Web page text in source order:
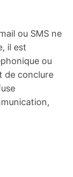
ou SMS ne
il est
ou
de conclure